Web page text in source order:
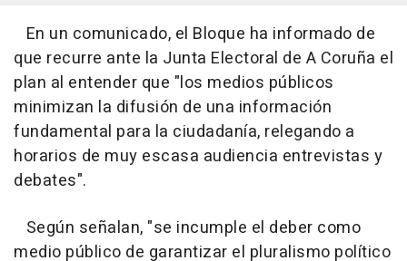
En un comunicado, el Bloque ha informado de
que recurre ante la Junta Electoral de A Coruña el
plan al entender que "los medios públicos
minimizan la difusión de una información
fundamental para la ciudadanía, relegando a
horarios de muy escasa audiencia entrevistas y
debates".
Según señalan, "se incumple el deber como
medio público de garantizar el pluralismo político